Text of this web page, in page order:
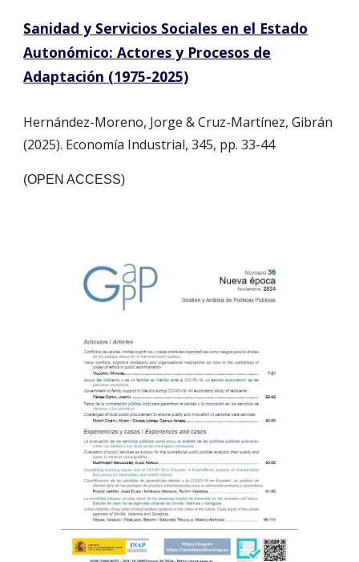
Sanidad y Servicios Sociales en el Estado
Autonómico: Actores y Procesos de
Adaptación (1975-2025)
Hernández-Moreno, Jorge & Cruz-Martínez, Gibrán
(2025). Economía Industrial, 345, pp. 33-44
(OPEN ACCESS)